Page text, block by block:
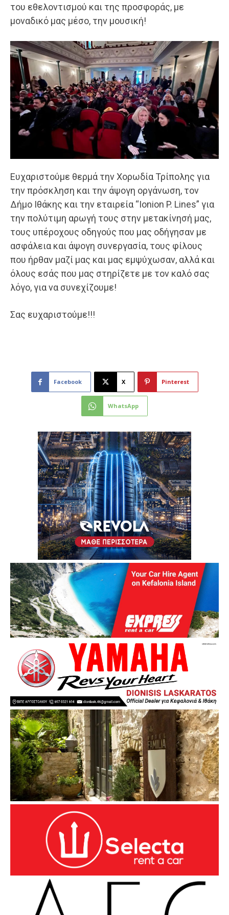
του εθελοντισμού και της προσφοράς, με
μοναδικό μας μέσο, την μουσική!
Ευχαριστούμε θερμά την Χορωδία Τρίπολης για
την πρόσκληση και την άψογη οργάνωση, τον
Δήμο Ιθάκης και την εταιρεία “Ionion P. Lines” για
την πολύτιμη αρωγή τους στην μετακίνησή μας,
τους υπέροχους οδηγούς που μας οδήγησαν με
ασφάλεια και άψογη συνεργασία, τους φίλους
που ήρθαν μαζί μας και μας εμψύχωσαν, αλλά και
όλους εσάς που μας στηρίζετε με τον καλό σας
λόγο, για να συνεχίζουμε!
Σας ευχαριστούμε!!!
Facebook X Pinterest
WhatsApp